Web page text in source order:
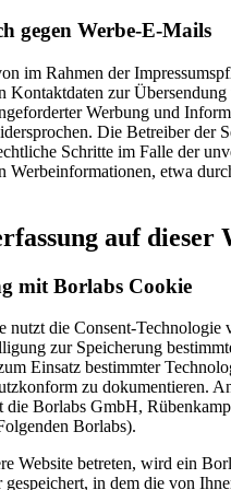
gegen Werbe-E-Mails
im Rahmen der
Kontaktdaten zur
Werbung und
Die Betreiber der
Schritte im Falle der
Werbeinformationen, etwa
auf dieser
mit Borlabs Cookie
nutzt die Consent-Technologie
zur Speicherung
Einsatz bestimmter
zu dokumentieren.
die Borlabs GmbH,
Borlabs).
Website betreten, wird ein
in dem die von